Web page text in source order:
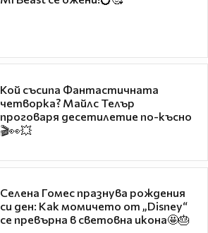
Кой съсипа Фантастичната
четворка? Майлс Телър
проговаря десетилетие по-късно
🎬👀💥
Селена Гомес празнува рождения
си ден: Как момичето от „Disney“
се превърна в световна икона🤩🎂